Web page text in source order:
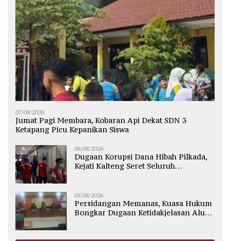
07/08/2026
Jumat Pagi Membara, Kobaran Api Dekat SDN 3
Ketapang Picu Kepanikan Siswa
06/08/2026
Dugaan Korupsi Dana Hibah Pilkada,
Kejati Kalteng Seret Seluruh
05/08/2026
Persidangan Memanas, Kuasa Hukum
Bongkar Dugaan Ketidakjelasan Alur